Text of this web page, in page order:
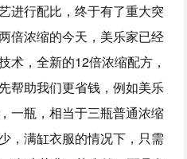
进行配比，终于有了重大突
倍浓缩的今天，美乐家已经
术，全新的12倍浓缩配方，
帮助我们更省钱，例如美乐
一瓶，相当于三瓶普通浓缩
，满缸衣服的情况下，只需